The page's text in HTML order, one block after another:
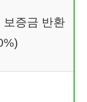
보증금 반환